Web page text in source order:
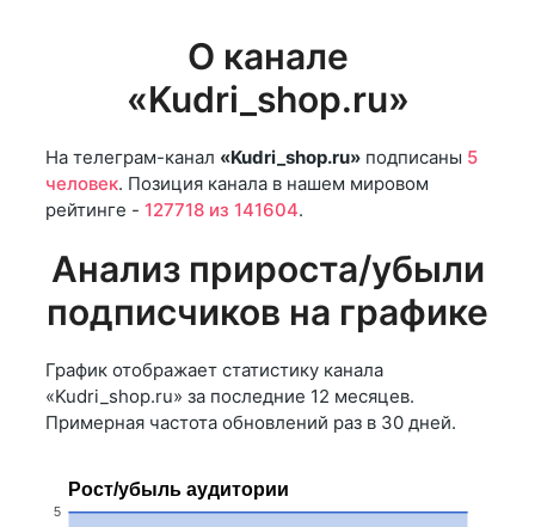
О канале
«Kudri_shop.ru»
На телеграм-канал «Kudri_shop.ru» подписаны 5
человек. Позиция канала в нашем мировом
рейтинге - 127718 из 141604.
Анализ прироста/убыли
подписчиков на графике
График отображает статистику канала
«Kudri_shop.ru» за последние 12 месяцев.
Примерная частота обновлений раз в 30 дней.
Рост/убыль аудитории
5